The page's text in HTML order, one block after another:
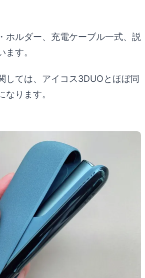
ホルダー、充電ケーブル一式、説
す。
しては、アイコス3DUOとほぼ同
なります。